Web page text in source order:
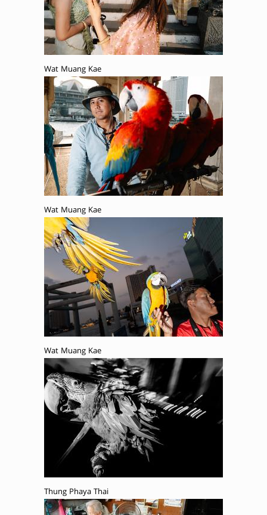
Wat Muang Kae
Wat Muang Kae
Wat Muang Kae
Thung Phaya Thai